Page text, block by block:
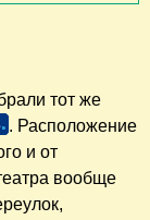
тот же
. Расположение
и от
вообще